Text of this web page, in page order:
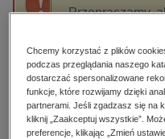
darmowe wydania
edukacja
hobby, sport,
komputery,
Przepraszamy,
High-contrast mode
Polecane
Chcemy korzystać z plików
podczas przeglądania naszego
dostarczać spersonalizowane
funkcje, które rozwijamy dzięki
partnerami. Jeśli zgadzasz się na
kliknij „Zaakceptuj wszystkie”.
preferencje, klikając „Zmień